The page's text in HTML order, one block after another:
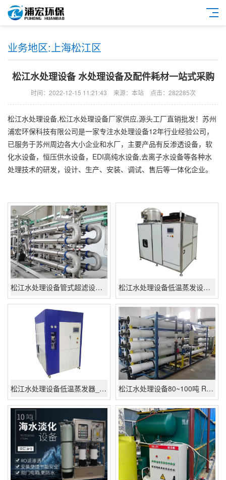
业务地区:上海松江区
松江水处理设备 水处理设备及配件耗材一站式采购
时间：2022-12-15 11:21:43 来源：本站 点击：282285次
松江水处理设备,松江水处理设备厂家供应,源头工厂直销批发！苏州
浦宏环保科技有限公司是一家专注水处理设备12年行业经验公司，
已服务于苏州周边各大小企业和水厂，主要产品有反渗透设备，软
化水设备，恒压供水设备，EDI高纯水设备,去离子水设备等各种水
处理技术的研发，设计、生产、安装、调试、售后等一体化企业。
松江水处理设备管式超滤设备,地上MBR管式膜设备-江苏苏州管式超滤膜设备 松江水处理设备低温蒸发设备－3吨一天低温蒸发器设备－3吨低温蒸发设备厂家批发价格
松江水处理设备低温蒸发器_1000L低温浓缩蒸发系统_厂家批发价格供应 松江水处理设备80~100吨 RO反渗透纯净水设备